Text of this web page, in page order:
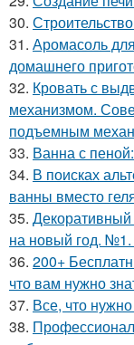
30.
31. Аромасоль
домашнего
32. Кровать с
механизмом.
подъемным
33. Ванна с
34. В поисках
ванны вместо
35.
на новый год.
36. 200+
что вам нужно
37. Все, что
38.